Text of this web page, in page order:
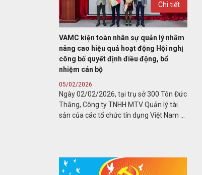
Chi tiết
VAMC kiện toàn nhân sự quản lý nhằm
nâng cao hiệu quả hoạt động Hội nghị
công bố quyết định điều động, bổ
nhiệm cán bộ
05/02/2026
Ngày 02/02/2026, tại trụ sở 300 Tôn Đức
Thắng, Công ty TNHH MTV Quản lý tài
sản của các tổ chức tín dụng Việt Nam ...